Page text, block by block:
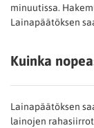
minuutissa.
Lainapäätöksen
Kuinka
Lainapäätöksen
lainojen